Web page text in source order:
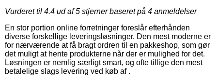
Vurderet til 4.4 ud af 5 stjerner baseret på 4 anmeldelser
En stor portion online forretninger foreslår efterhånden
diverse forskellige leveringsløsninger. Den mest moderne er
for nærværende at få bragt ordren til en pakkeshop, som gør
det muligt at hente produkterne når der er mulighed for det.
Løsningen er nemlig særligt smart, og ofte tillige den mest
betalelige slags levering ved køb af .